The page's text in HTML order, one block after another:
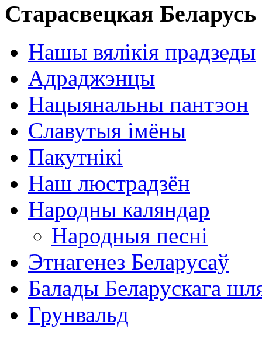
Старасвецкая Беларусь
Нашы вялікія прадзеды
Адраджэнцы
Нацыянальны пантэон
Славутыя імёны
Пакутнікі
Наш люстрадзён
Народны каляндар
Народныя песні
Этнагенез Беларусаў
Балады Беларускага
Грунвальд